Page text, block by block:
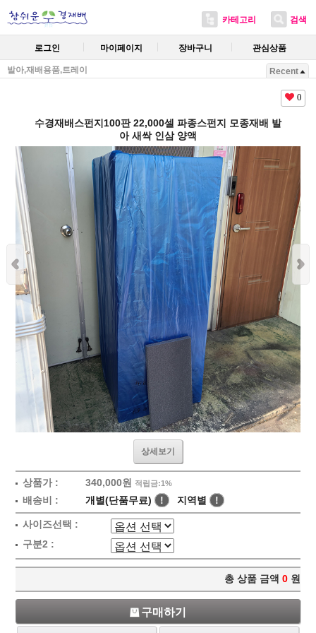
카테고리 검색
로그인 마이페이지 장바구니 관심상품
발아,재배용품,트레이 Recent
0
수경재배스펀지100판 22,000셀 파종스펀지 모종재배 발
아 새싹 인삼 양액
상세보기
상품가 : 340,000원 적립금:1%
배송비 : 개별(단품무료) ! 지역별 !
사이즈선택 :
구분2 :
총 상품 금액 0 원
구매하기